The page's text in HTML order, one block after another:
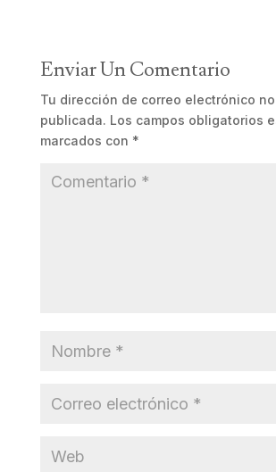
Enviar Un Comentario
Tu dirección de correo electrónico
publicada. Los campos obligatorios
marcados con *